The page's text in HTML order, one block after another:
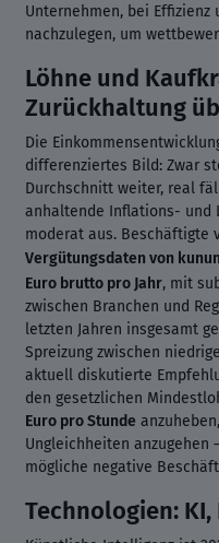
Unternehmen, bei
nachzulegen, um
Löhne und
Zurückhaltung
Die
differenziertes Bild: Zwar
Durchschnitt weiter, real
anhaltende Inflations- und
moderat aus. Beschäftigte
Vergütungsdaten von
Euro brutto pro Jahr, mit
zwischen Branchen und
letzten Jahren insgesamt
Spreizung zwischen
aktuell diskutierte
den gesetzlichen
Euro pro Stunde
Ungleichheiten anzugehen
mögliche negative
Technologien: